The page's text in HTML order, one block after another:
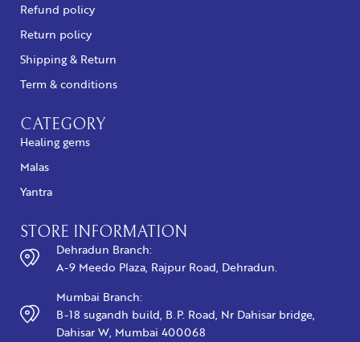
Refund policy
Return policy
Shipping & Return
Term & conditions
CATEGORY
Healing gems
Malas
Yantra
STORE INFORMATION
Dehradun Branch:
A-9 Meedo Plaza, Rajpur Road, Dehradun.
Mumbai Branch:
B-18 sugandh build, B.P. Road, Nr Dahisar bridge,
Dahisar W, Mumbai 400068